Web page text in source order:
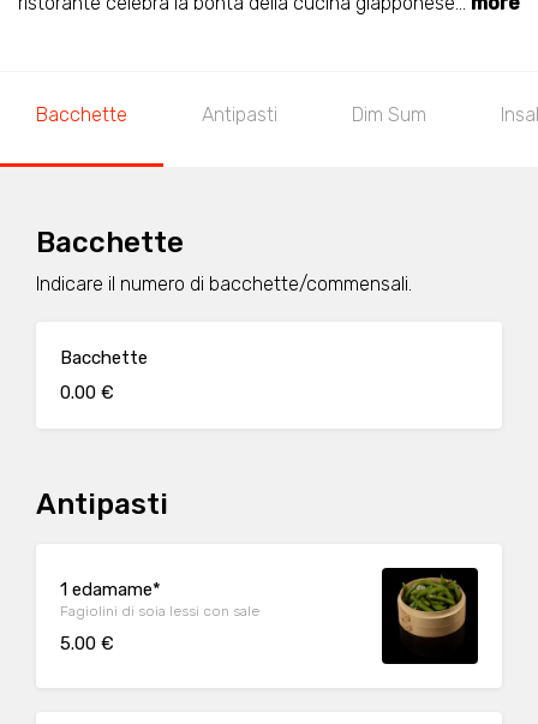
Bacchette Antipasti Dim Sum
Bacchette
Indicare il numero di bacchette/commensali.
Bacchette
0.00 €
Antipasti
1 edamame*
Fagiolini di soia lessi con sale
5.00 €